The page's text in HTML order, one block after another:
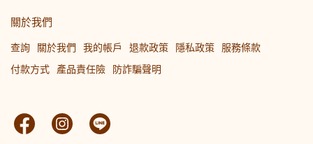
關於我們
查詢 關於我們 我的帳戶 退款政策 隱私政策 服務條款
付款方式 產品責任險 防詐騙聲明